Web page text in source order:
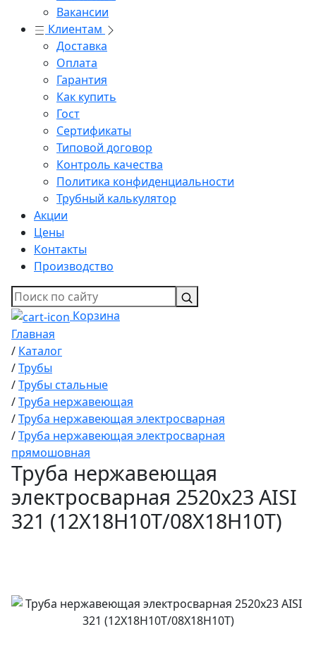
Вакансии
Клиентам
Доставка
Оплата
Гарантия
Как купить
Гост
Сертификаты
Типовой договор
Контроль качества
Политика конфиденциальности
Трубный калькулятор
Акции
Цены
Контакты
Производство
Корзина
Главная
/ Каталог
/Трубы
/Трубы стальные
/Труба нержавеющая
/Труба нержавеющая электросварная
/Труба нержавеющая электросварная
прямошовная
Труба нержавеющая
электросварная 2520х23 AISI
321 (12Х18Н10Т/08Х18Н10Т)